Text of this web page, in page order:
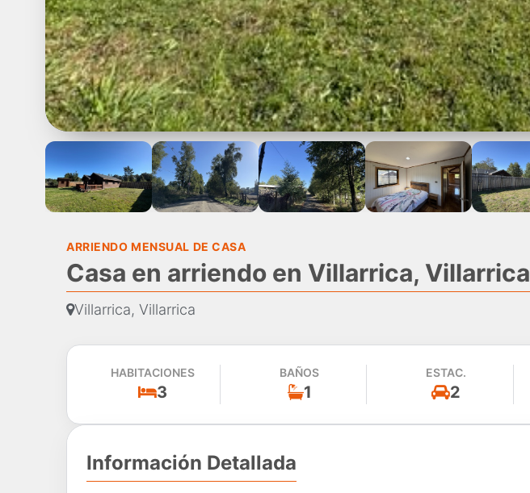
ARRIENDO MENSUAL DE CASA
Casa en arriendo en Villarrica, Villarrica
Villarrica, Villarrica
HABITACIONES
3
BAÑOS
1
ESTAC.
2
Información Detallada